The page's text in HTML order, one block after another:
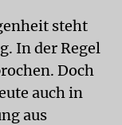
steht
In der Regel
Doch
auch in
aus